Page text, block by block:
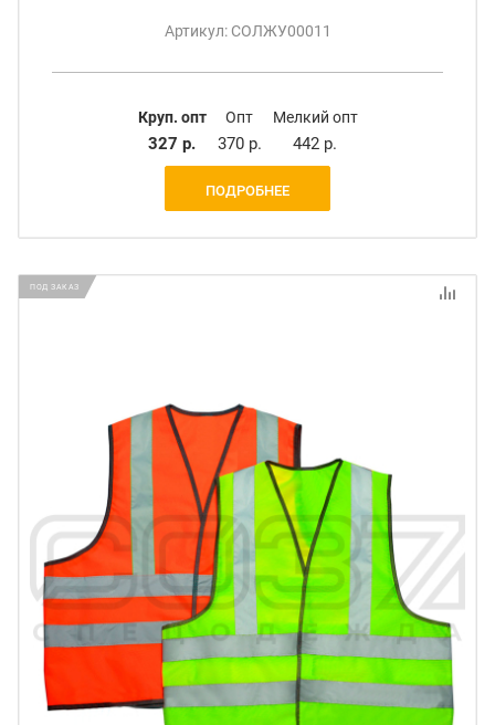
Артикул: СОЛЖУ00011
Круп. опт
327 р.
Опт
370 р.
Мелкий опт
442 р.
ПОДРОБНЕЕ
ПОД ЗАКАЗ